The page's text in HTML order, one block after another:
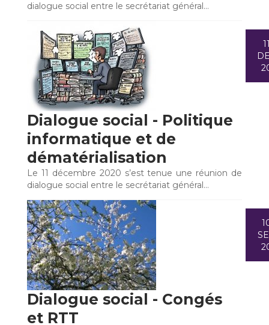
dialogue social entre le secrétariat général…
Dialogue social - Politique
informatique et de
dématérialisation
Le 11 décembre 2020 s’est tenue une réunion de
dialogue social entre le secrétariat général…
Dialogue social - Congés
et RTT